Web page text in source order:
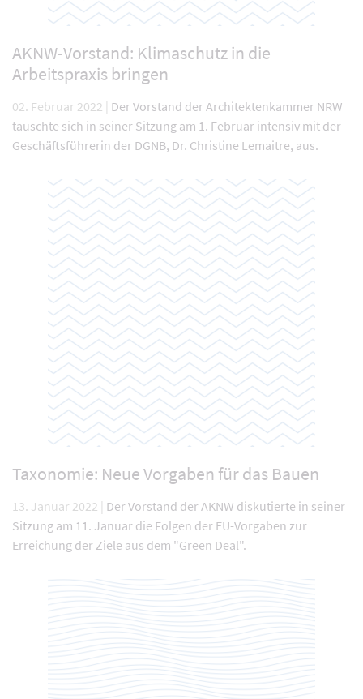
AKNW-Vorstand: Klimaschutz in die
Arbeitspraxis bringen
02. Februar 2022 | Der Vorstand der Architektenkammer NRW
tauschte sich in seiner Sitzung am 1. Februar intensiv mit der
Geschäftsführerin der DGNB, Dr. Christine Lemaitre, aus.
Taxonomie: Neue Vorgaben für das Bauen
13. Januar 2022 | Der Vorstand der AKNW diskutierte in seiner
Sitzung am 11. Januar die Folgen der EU-Vorgaben zur
Erreichung der Ziele aus dem "Green Deal".